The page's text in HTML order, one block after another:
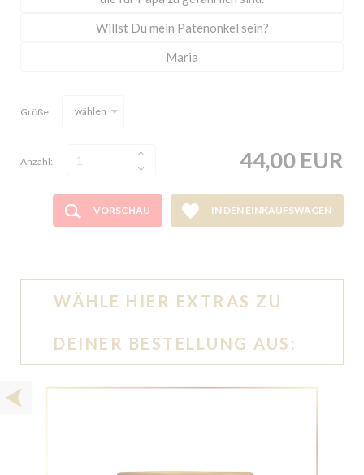
Größe: wählen
Anzahl: 44,00 EUR
IN DEN EINKAUFSWAGEN
VORSCHAU
WÄHLE HIER EXTRAS ZU
DEINER BESTELLUNG AUS: